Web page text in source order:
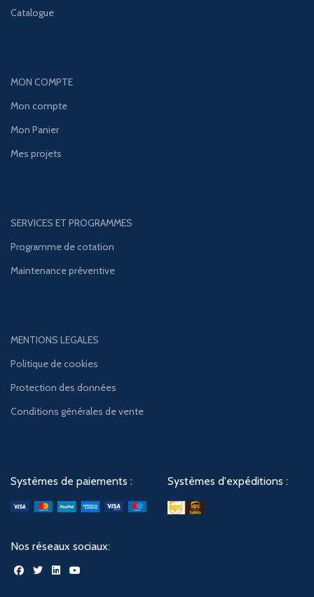
Catalogue
MON COMPTE
Mon compte
Mon Panier
Mes projets
SERVICES ET PROGRAMMES
Programme de cotation
Maintenance préventive
MENTIONS LEGALES
Politique de cookies
Protection des données
Conditions générales de vente
Systèmes de paiements : Systèmes d'expéditions :
Nos réseaux sociaux: